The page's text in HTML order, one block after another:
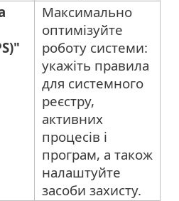
Максимально
оптимізуйте
роботу системи:
укажіть правила
для системного
реєстру,
активних
процесів і
програм, а також
налаштуйте
засоби захисту.